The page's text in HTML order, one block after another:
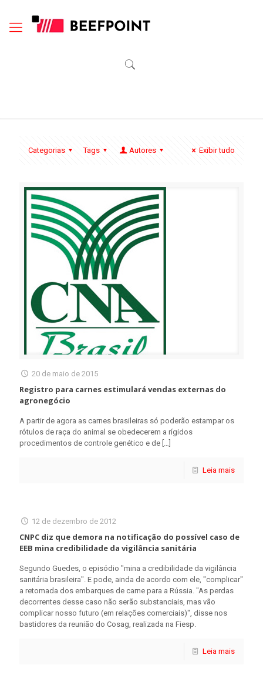
Categorias Tags Autores Exibir tudo
20 de maio de 2015
Registro para carnes estimulará vendas externas do
agronegócio
A partir de agora as carnes brasileiras só poderão estampar os
rótulos de raça do animal se obedecerem a rígidos
procedimentos de controle genético e de […]
Leia mais
12 de dezembro de 2012
CNPC diz que demora na notificação do possível caso de
EEB mina credibilidade da vigilância sanitária
Segundo Guedes, o episódio "mina a credibilidade da vigilância
sanitária brasileira". E pode, ainda de acordo com ele, "complicar"
a retomada dos embarques de carne para a Rússia. "As perdas
decorrentes desse caso não serão substanciais, mas vão
complicar nosso futuro (em relações comerciais)", disse nos
bastidores da reunião do Cosag, realizada na Fiesp.
Leia mais